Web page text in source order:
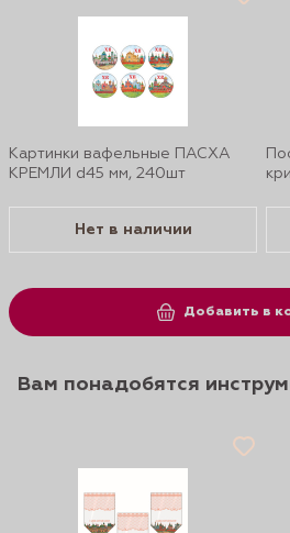
Картинки вафельные ПАСХА
КРЕМЛИ d45 мм, 240шт
Нет в наличии
Добавить в
Вам понадобятся